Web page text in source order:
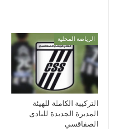
الرياضة المحلية
التركيبة الكاملة للهيئة
المديرة الجديدة للنادي
الصفاقسي